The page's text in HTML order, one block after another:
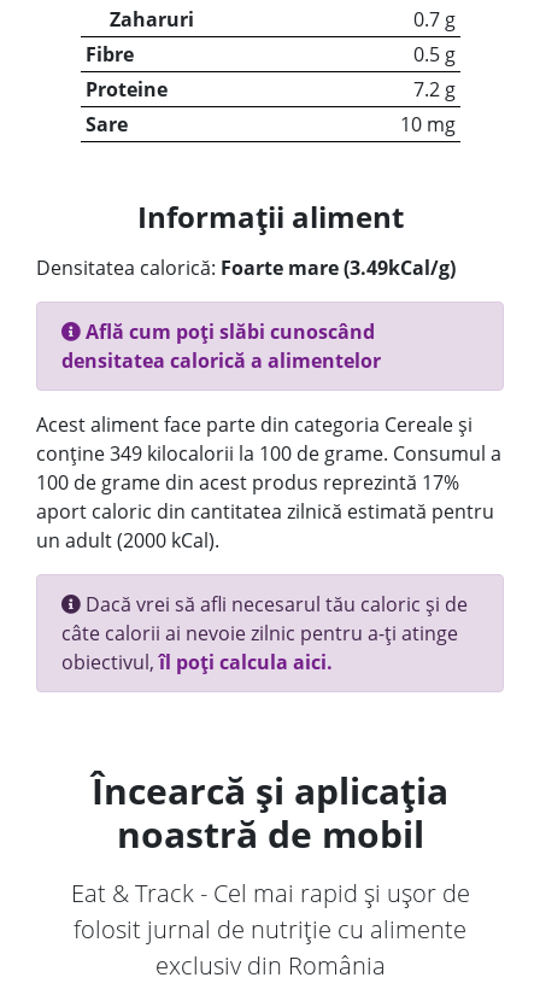
Zaharuri
0.7 g
Fibre
0.5 g
Proteine
7.2 g
Sare
10 mg
Informații aliment
Densitatea calorică: Foarte mare (3.49kCal/g)
Află cum poți slăbi cunoscând
densitatea calorică a alimentelor
Acest aliment face parte din categoria Cereale și
conține 349 kilocalorii la 100 de grame. Consumul a
100 de grame din acest produs reprezintă 17%
aport caloric din cantitatea zilnică estimată pentru
un adult (2000 kCal).
Dacă vrei să afli necesarul tău caloric și de
câte calorii ai nevoie zilnic pentru a-ți atinge
obiectivul,îl poți calcula aici.
Încearcă și aplicația
noastră de mobil
Eat & Track - Cel mai rapid și ușor de
folosit jurnal de nutriție cu alimente
exclusiv din România